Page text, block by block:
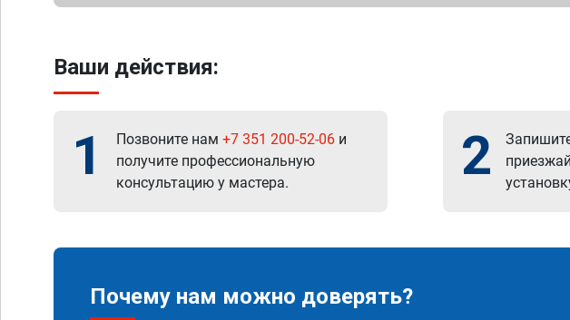
Ваши действия:
1 Позвоните нам +7 351 200-52-06 и
получите профессиональную
консультацию у мастера.
2
Почему нам можно доверять?